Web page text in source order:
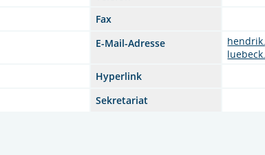
Fax
E-Mail-Adresse
Hyperlink
Sekretariat